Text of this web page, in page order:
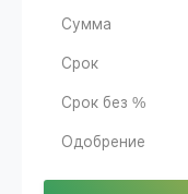
Сумма
Срок
Срок без %
Одобрение